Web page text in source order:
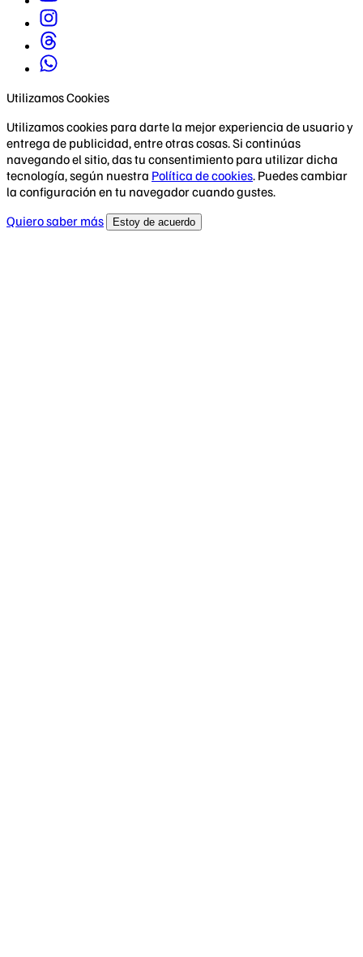
Utilizamos Cookies
Utilizamos cookies para darte la mejor experiencia de usuario y
entrega de publicidad, entre otras cosas. Si continúas
navegando el sitio, das tu consentimiento para utilizar dicha
tecnología, según nuestra Política de cookies. Puedes cambiar
la configuración en tu navegador cuando gustes.
Quiero saber más
Estoy de acuerdo